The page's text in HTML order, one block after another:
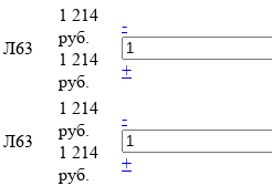
Л63
1 214
руб.
1 214
руб.
-
+
Л63
1 214
руб.
1 214
руб.
-
+